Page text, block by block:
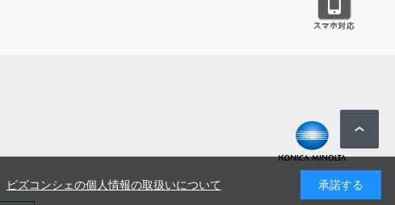
ビズコンシェの個人情報の取扱いについて 承諾する